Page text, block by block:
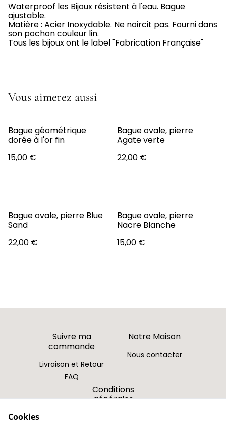
Waterproof les Bijoux résistent à l'eau. Bague
ajustable.
Matière : Acier Inoxydable. Ne noircit pas. Fourni dans
son pochon couleur lin.
Tous les bijoux ont le label "Fabrication Française"
Vous aimerez aussi
Bague géométrique
dorée à l'or fin
15,00 €
Bague ovale, pierre
Agate verte
22,00 €
Bague ovale, pierre Blue
Sand
22,00 €
Bague ovale, pierre
Nacre Blanche
15,00 €
Suivre ma
commande
Livraison et Retour
FAQ
Notre Maison
Nous contacter
Conditions
générales
Cookies